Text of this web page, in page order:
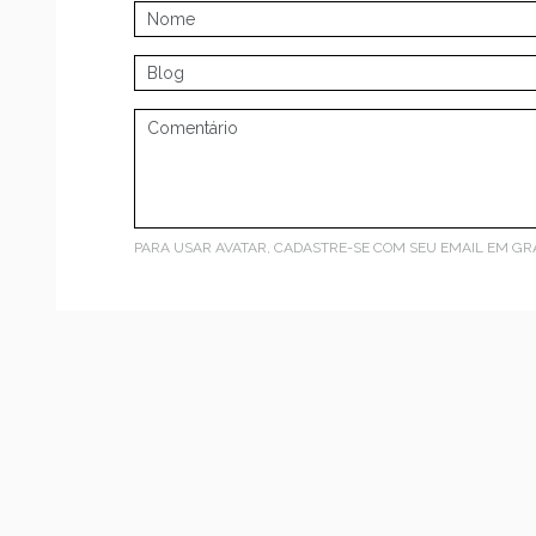
PARA USAR AVATAR, CADASTRE-SE COM SEU EMAIL EM